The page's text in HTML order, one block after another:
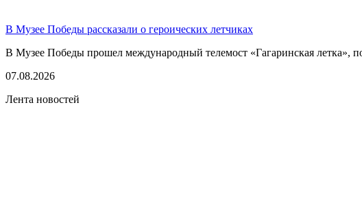
В Музее Победы рассказали о героических летчиках
В Музее Победы прошел международный телемост «Гагаринская летка»,
07.08.2026
Лента новостей